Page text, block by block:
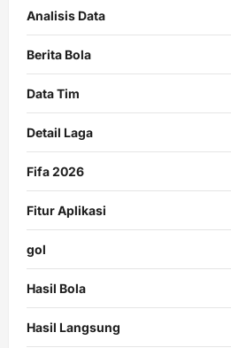
Analisis Data
Berita Bola
Data Tim
Detail Laga
Fifa 2026
Fitur Aplikasi
gol
Hasil Bola
Hasil Langsung